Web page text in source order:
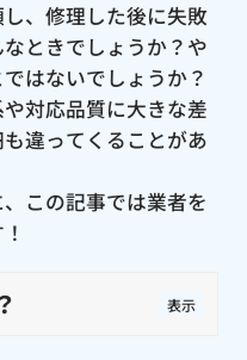
、修理した後に失敗
ときでしょうか？や
はないでしょうか？
対応品質に大きな差
違ってくることがあ
この記事では業者を
表示